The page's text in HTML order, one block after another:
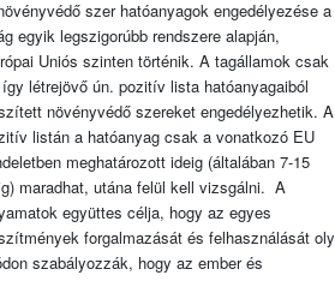
szer hatóanyagok engedélyezése a
egyik legszigorúbb rendszere alapján,
Uniós szinten történik. A tagállamok csak
létrejövő ún. pozitív lista hatóanyagaiból
növényvédő szereket engedélyezhetik. A
listán a hatóanyag csak a vonatkozó EU
meghatározott ideig (általában 7-15
maradhat, utána felül kell vizsgálni. A
együttes célja, hogy az egyes
forgalmazását és felhasználását oly
szabályozzák, hogy az ember és